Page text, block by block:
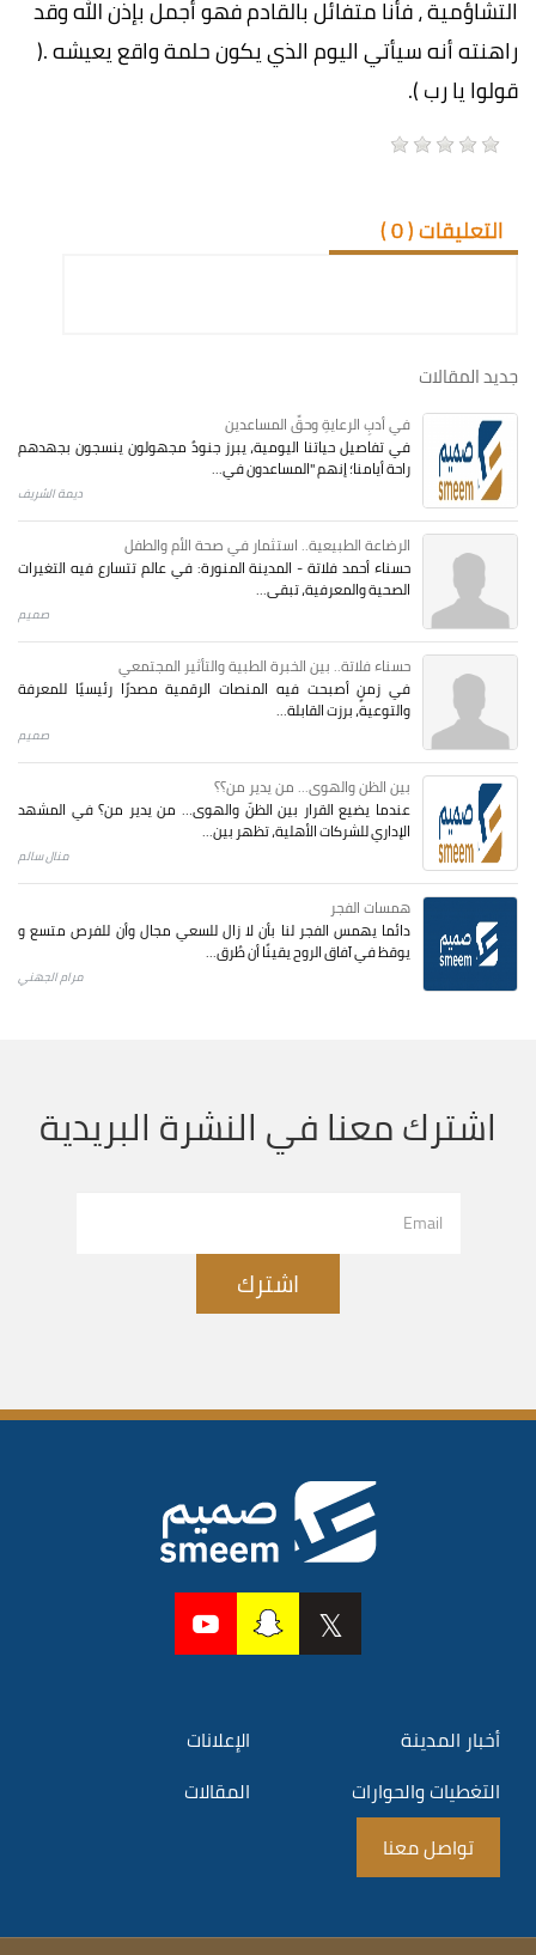
التشاؤمية ، فأنا متفائل بالقادم فهو أجمل بإذن الله وقد
راهنته أنه سيأتي اليوم الذي يكون حلمة واقع يعيشه .(
قولوا يا رب ).
التعليقات (0
)
جديد المقالات
في أدبِ الرعايةِ وحقِّ المساعدين
في تفاصيل حياتنا اليومية، يبرز جنودٌ مجهولون ينسجون بجهدهم
راحة أيامنا؛ إنهم "المساعدون في...
ديمة الشريف
الرضاعة الطبيعية.. استثمار في صحة الأم والطفل
حسناء أحمد فلاتة - المدينة المنورة: في عالم تتسارع فيه التغيرات
الصحية والمعرفية، تبقى...
صميم
حسناء فلاتة.. بين الخبرة الطبية والتأثير المجتمعي
في زمنٍ أصبحت فيه المنصات الرقمية مصدرًا رئيسيًا للمعرفة
والتوعية، برزت القابلة...
صميم
بين الظن والهوى... من يدير من؟؟
عندما يضيع القرار بين الظنّ والهوى… من يدير من؟ في المشهد
الإداري للشركات الأهلية، تظهر بين...
منال سالم
همسات الفجر
دائما يهمس الفجر لنا بأن لا زال للسعي مجال وأن للفرص متسع و
يوقظ في آفاق الروح يقينًا أن طُرق...
مرام الجهني
اشترك معنا في النشرة البريدية
اشترك
أخبار المدينة
الإعلانات
التغطيات والحوارات
المقالات
تواصل معنا